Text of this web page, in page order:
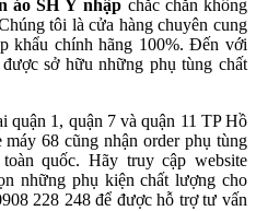
áo SH Ý nhập chắc chắn không
tôi là cửa hàng chuyên cung
khẩu chính hãng 100%. Đến với
sở hữu những phụ tùng chất
quận 1, quận 7 và quận 11 TP Hồ
68 cũng nhận order phụ tùng
quốc. Hãy truy cập website
những phụ kiện chất lượng cho
228 248 để được hỗ trợ tư vấn